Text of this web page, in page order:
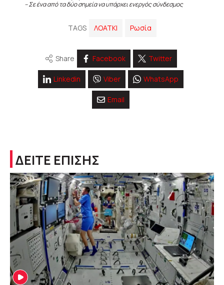
– Σε ένα από τα δύο σημεία να υπάρχει ενεργός σύνδεσμος
TAGS ΛΟΑΤΚΙ Ρωσία
Share Facebook Twitter
Linkedin Viber WhatsApp
Email
ΔΕΙΤΕ ΕΠΙΣΗΣ